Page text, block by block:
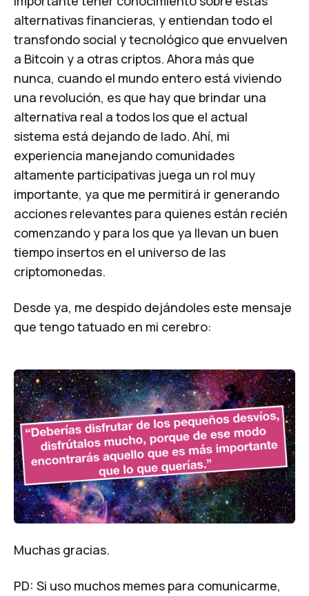
alternativas financieras, y entiendan todo el
transfondo social y tecnológico que envuelven
a Bitcoin y a otras criptos. Ahora más que
nunca, cuando el mundo entero está viviendo
una revolución, es que hay que brindar una
alternativa real a todos los que el actual
sistema está dejando de lado. Ahí, mi
experiencia manejando comunidades
altamente participativas juega un rol muy
importante, ya que me permitirá ir generando
acciones relevantes para quienes están recién
comenzando y para los que ya llevan un buen
tiempo insertos en el universo de las
criptomonedas.
Desde ya, me despido dejándoles este mensaje
que tengo tatuado en mi cerebro:
Muchas gracias.
PD: Si uso muchos memes para comunicarme,